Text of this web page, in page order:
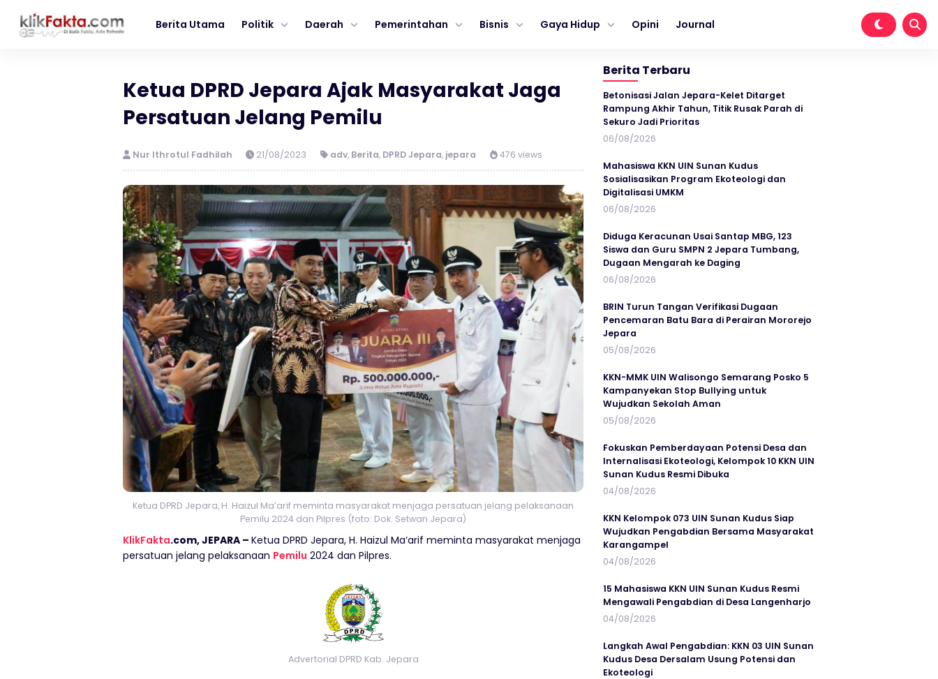
Berita Utama Politik Daerah Pemerintahan Bisnis Gaya Hidup Opini Journal
Ketua DPRD Jepara Ajak Masyarakat Jaga
Persatuan Jelang Pemilu
Nur Ithrotul Fadhilah 21/08/2023 adv, Berita, DPRD Jepara, jepara 476 views
Ketua DPRD Jepara, H. Haizul Ma’arif meminta masyarakat menjaga persatuan jelang pelaksanaan
Pemilu 2024 dan Pilpres (foto: Dok. Setwan Jepara)
KlikFakta.com, JEPARA – Ketua DPRD Jepara, H. Haizul Ma’arif meminta masyarakat menjaga
persatuan jelang pelaksanaan Pemilu 2024 dan Pilpres.
Advertorial DPRD Kab. Jepara
Berita Terbaru
Betonisasi Jalan Jepara-Kelet Ditarget
Rampung Akhir Tahun, Titik Rusak Parah di
Sekuro Jadi Prioritas
06/08/2026
Mahasiswa KKN UIN Sunan Kudus
Sosialisasikan Program Ekoteologi dan
Digitalisasi UMKM
06/08/2026
Diduga Keracunan Usai Santap MBG, 123
Siswa dan Guru SMPN 2 Jepara Tumbang,
Dugaan Mengarah ke Daging
06/08/2026
BRIN Turun Tangan Verifikasi Dugaan
Pencemaran Batu Bara di Perairan Mororejo
Jepara
05/08/2026
KKN-MMK UIN Walisongo Semarang Posko 5
Kampanyekan Stop Bullying untuk
Wujudkan Sekolah Aman
05/08/2026
Fokuskan Pemberdayaan Potensi Desa dan
Internalisasi Ekoteologi, Kelompok 10 KKN UIN
Sunan Kudus Resmi Dibuka
04/08/2026
KKN Kelompok 073 UIN Sunan Kudus Siap
Wujudkan Pengabdian Bersama Masyarakat
Karangampel
04/08/2026
15 Mahasiswa KKN UIN Sunan Kudus Resmi
Mengawali Pengabdian di Desa Langenharjo
04/08/2026
Langkah Awal Pengabdian: KKN 03 UIN Sunan
Kudus Desa Dersalam Usung Potensi dan
Ekoteologi